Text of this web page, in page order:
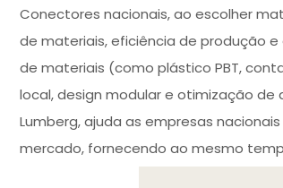
Conectores nacionais, ao escolher
de materiais, eficiência de produção
de materiais (como plástico PBT,
local, design modular e otimização
Lumberg, ajuda as empresas
mercado, fornecendo ao mesmo